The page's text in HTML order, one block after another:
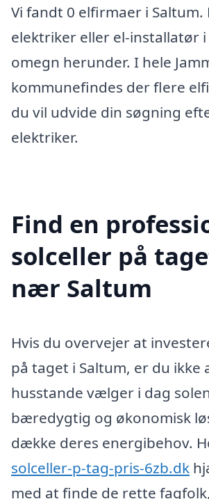
Vi fandt 0 elfirmaer i Saltum.
elektriker eller el-installatør i
omegn herunder. I hele
kommunefindes der flere
du vil udvide din søgning
elektriker.
Find en
solceller på
nær Saltum
Hvis du overvejer at
på taget i Saltum, er du ikke
husstande vælger i dag
bæredygtig og økonomisk
dække deres energibehov.
solceller-p-tag-pris-6zb.dk
med at finde de rette